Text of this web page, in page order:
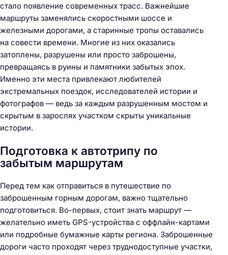
стало появление современных трасс. Важнейшие
маршруты заменялись скоростными шоссе и
железными дорогами, а старинные тропы оставались
на совести времени. Многие из них оказались
затоплены, разрушены или просто заброшены,
превращаясь в руины и памятники забытых эпох.
Именно эти места привлекают любителей
экстремальных поездок, исследователей истории и
фотографов — ведь за каждым разрушенным мостом и
скрытым в зарослях участком скрыты уникальные
истории.
Подготовка к автотрипу по
забытым маршрутам
Перед тем как отправиться в путешествие по
заброшенным горным дорогам, важно тщательно
подготовиться. Во-первых, стоит знать маршрут —
желательно иметь GPS-устройства с оффлайн-картами
или подробные бумажные карты региона. Заброшенные
дороги часто проходят через труднодоступные участки,